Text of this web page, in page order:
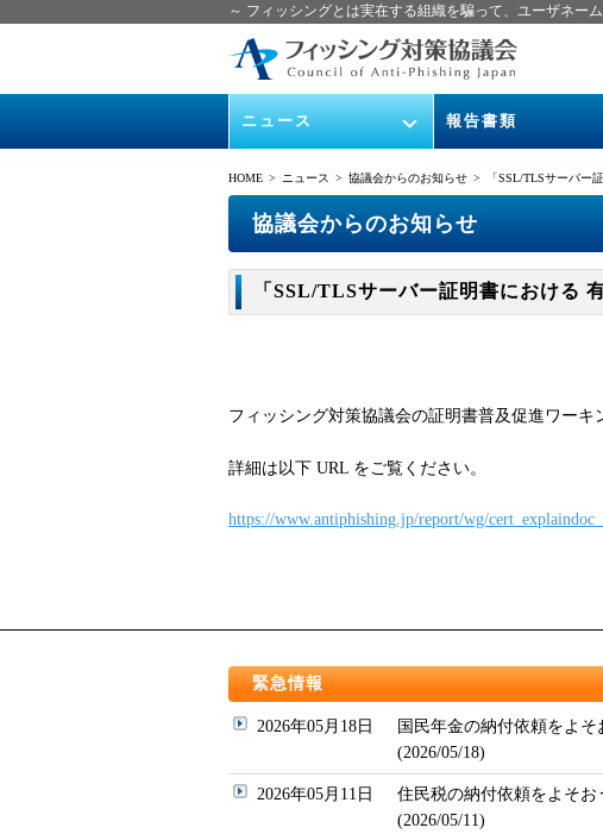
～ フィッシングとは実在する組織を騙って、ユーザネー
ニュース
緊急情報
協議会からのお知らせ
報告書類
ガイドライン
フィッシングレポート
協議会WG報告書
HOME > ニュース > 協議会からのお知らせ > 「SSL/TLSサーバー
協議会からのお知らせ
「SSL/TLSサーバー証明書における
フィッシング対策協議会の証明書普及促進ワー
詳細は以下 URL をご覧ください。
https://www.antiphishing.jp/report/wg/
緊急情報
2026年05月18日
国民年金の納付依頼をよ
(2026/05/18)
2026年05月11日
住民税の納付依頼をよそお
(2026/05/11)